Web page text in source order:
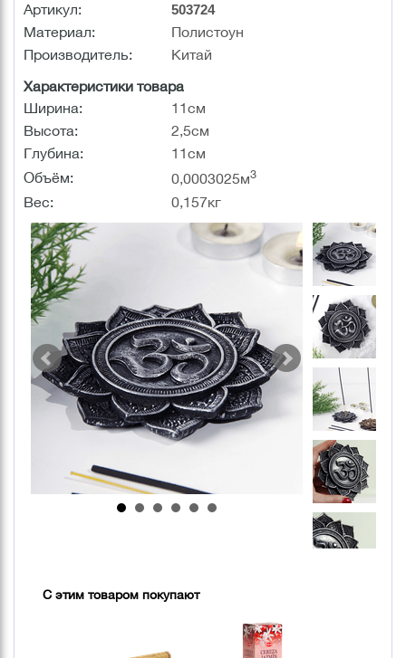
Артикул:
503724
Материал:
Полистоун
Производитель:
Китай
Характеристики товара
Ширина:
11см
Высота:
2,5см
Глубина:
11см
Объём:
0,0003025м3
Вес: 0,157кг
С этим товаром покупают